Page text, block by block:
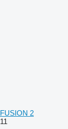
FUSION 2
11